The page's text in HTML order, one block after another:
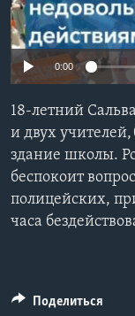
Learning English
СОЦИАЛЬНЫЕ СЕТИ
Языки
0:00
18-летний
и двух
здание школы.
беспокоит
полицейских,
часа
Поделиться